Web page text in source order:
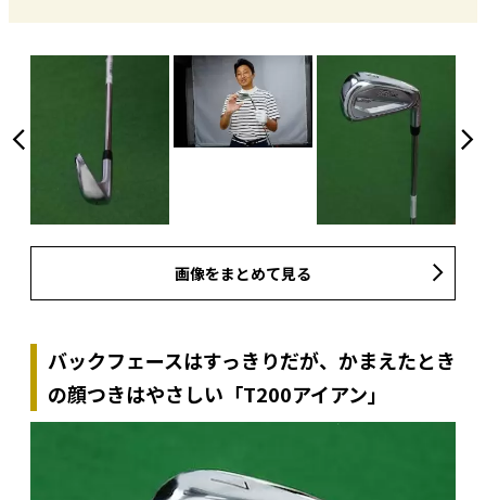
画像をまとめて見る
バックフェースはすっきりだが、かまえたとき
の顔つきはやさしい「T200アイアン」